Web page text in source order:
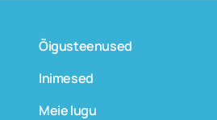
Õigusteenused
Inimesed
Meie lugu